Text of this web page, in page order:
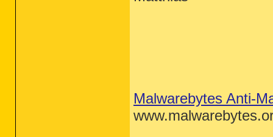
Malwarebytes Anti-